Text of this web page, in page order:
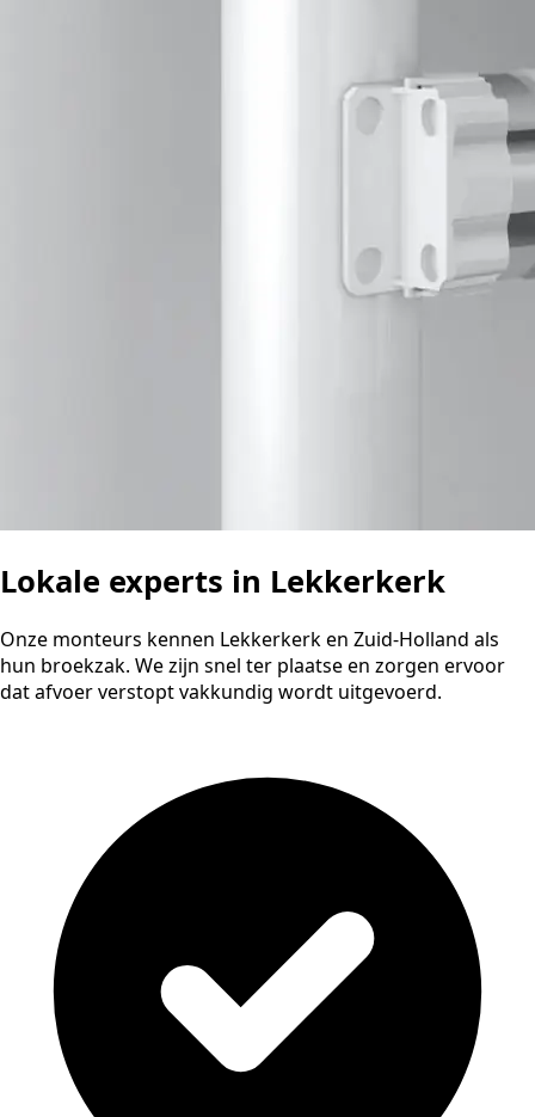
Lokale experts in Lekkerkerk
Onze monteurs kennen Lekkerkerk en Zuid-Holland als
hun broekzak. We zijn snel ter plaatse en zorgen ervoor
dat afvoer verstopt vakkundig wordt uitgevoerd.